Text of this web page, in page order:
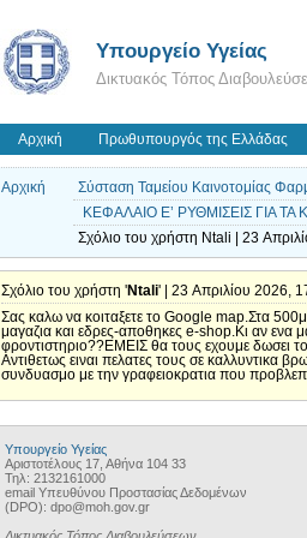
Υπουργείο Υγείας
Δικτυακός Τόπος
Αρχική Πρωθυπουργός της Ελλάδας
Αρχική
Σύσταση Ταμείου Καινοτομίας
ΚΕΦΑΛΑΙΟ Ε’ ΡΥΘΜΙΣΕΙΣ ΓΙΑ
Σχόλιο του χρήστη Ntali | 23
Σχόλιο του χρήστη 'Ntali' | 23 Απριλίου 2026,
Σας καλω να κοιταξετε το Google map.Στα
μαγαζια και εδρες-αποθηκες e-shop.Κι αν ενα
φροντιστηριο??ΕΜΕΙΣ θα τους εχουμε
Αντιθετως ειναι πελατες τους σε καλλυντικα
συνδυασμο με την γραφειοκρατια που
Υπουργείο Υγείας
Αριστοτέλους 17, Αθήνα 104 33
Τηλ: 2132161000
email Υπευθύνου Προστασίας Δεδομένων
(DPO): dpo@moh.gov.gr